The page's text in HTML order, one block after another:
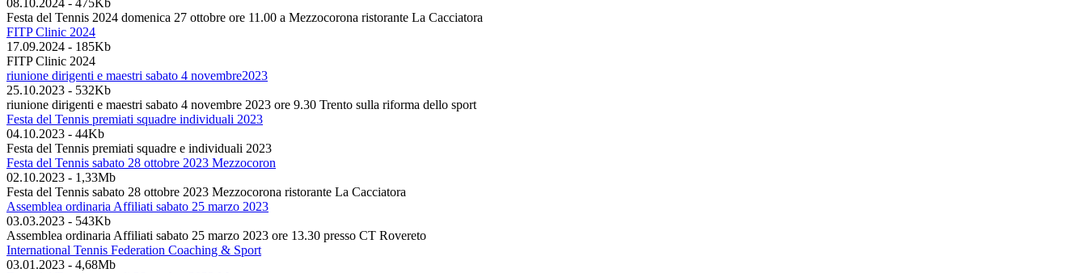
08.10.2024 - 475Kb
Festa del Tennis 2024 domenica 27 ottobre ore 11.00 a Mezzocorona ristorante La Cacciatora
FITP Clinic 2024
17.09.2024 - 185Kb
FITP Clinic 2024
riunione dirigenti e maestri sabato 4 novembre2023
25.10.2023 - 532Kb
riunione dirigenti e maestri sabato 4 novembre 2023 ore 9.30 Trento sulla riforma dello sport
Festa del Tennis premiati squadre individuali 2023
04.10.2023 - 44Kb
Festa del Tennis premiati squadre e individuali 2023
Festa del Tennis sabato 28 ottobre 2023 Mezzocoron
02.10.2023 - 1,33Mb
Festa del Tennis sabato 28 ottobre 2023 Mezzocorona ristorante La Cacciatora
Assemblea ordinaria Affiliati sabato 25 marzo 2023
03.03.2023 - 543Kb
Assemblea ordinaria Affiliati sabato 25 marzo 2023 ore 13.30 presso CT Rovereto
International Tennis Federation Coaching & Sport
03.01.2023 - 4,68Mb